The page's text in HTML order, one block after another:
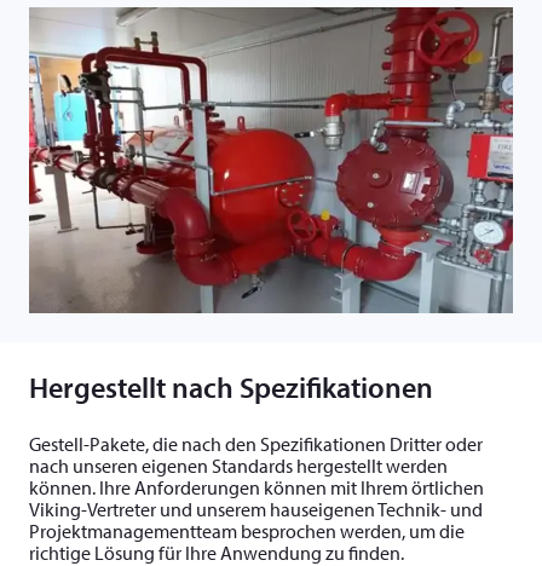
Hergestellt nach Spezifikationen
Gestell-Pakete, die nach den Spezifikationen Dritter oder
nach unseren eigenen Standards hergestellt werden
können. Ihre Anforderungen können mit Ihrem örtlichen
Viking-Vertreter und unserem hauseigenen Technik- und
Projektmanagementteam besprochen werden, um die
richtige Lösung für Ihre Anwendung zu finden.